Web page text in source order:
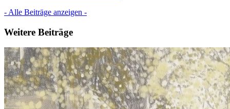
- Alle Beiträge anzeigen -
Weitere Beiträge